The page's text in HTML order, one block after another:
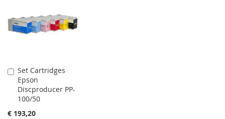
AAN
VERLANGLIJST
TE
VERGELIJKEN
Set Cartridges
Epson
Discproducer PP-
100/50
€ 193,20
In
Winkelwagen